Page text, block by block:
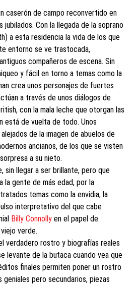
caserón de campo reconvertido en
jubilados. Con la llegada de la soprano
a esta residencia la vida de los que
entorno se ve trastocada,
compañeros de escena. Sin
y fácil en torno a temas como la
crea unos personajes de fuertes
a través de unos diálogos de
con la mala leche que otorgan las
está de vuelta de todo. Unos
de la imagen de abuelos de
ancianos, de los que se visten
a su nieto.
sin llegar a ser brillante, pero que
la gente de más edad, por la
temas como la envidia, la
interpretativo del que cabe
Billy Connolly en el papel de
verde.
verdadero rostro y biografías reales
levante de la butaca cuando vea que
finales permiten poner un rostro
pero secundarios, piezas